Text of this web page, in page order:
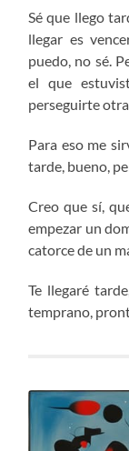
Sé que llego
llegar es
puedo, no sé.
el que
perseguirte
Para eso me
tarde, bueno,
Creo que sí,
empezar un
catorce de un
Te llegaré
temprano,